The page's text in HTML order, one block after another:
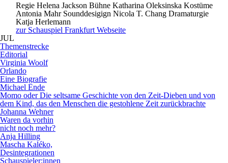
Regie Helena JacksonBühne Katharina Oleksinska Kostüme
Antonia Mahr Sounddesigign Nicola T. ChangDramaturgie
Katja Herlemann
zur Schauspiel Frankfurt Webseite
JUL
Themenstrecke
Editorial
Virginia Woolf
Orlando
Eine Biografie
Michael Ende
Momo oder Die seltsame Geschichte von den Zeit-Dieben und von
dem Kind, das den Menschen die gestohlene Zeit zurückbrachte
Johanna Wehner
Waren da vorhin
nicht noch mehr?
Anja Hilling
Mascha Kaléko,
Desintegrationen
Schauspieler:innen